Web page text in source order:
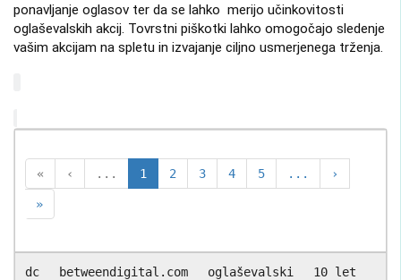
ponavljanje oglasov ter da se lahko merijo učinkovitosti
oglaševalskih akcij. Tovrstni piškotki lahko omogočajo sledenje
vašim akcijam na spletu in izvajanje ciljno usmerjenega trženja.
« ‹ ... 1 2 3 4 5 ... ›
»
dc betweendigital.com oglaševalski 10 let